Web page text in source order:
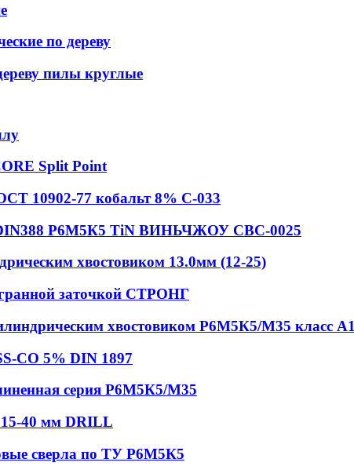
по дереву
пилы круглые
Split Point
10902-77 кобальт 8% С-033
Р6М5К5 TiN ВИНЬЧЖОУ СВС-0025
хвостовиком 13.0мм (12-25)
заточкой СТРОНГ
хвостовиком Р6М5К5/М35 класс А1
CO 5% DIN 1897
серия Р6М5К5/М35
40 мм DRILL
сверла по ТУ Р6М5К5